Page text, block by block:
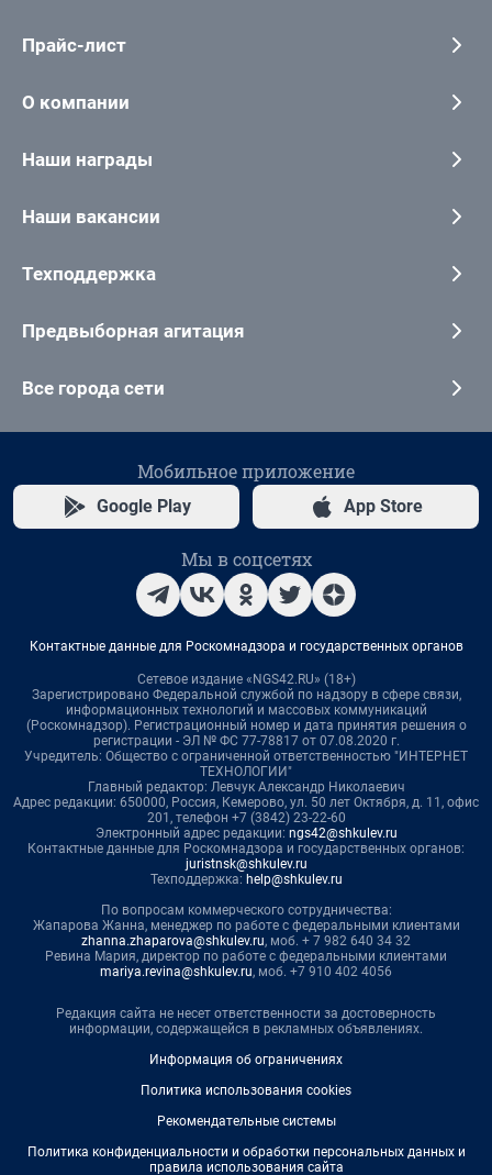
Прайс-лист
О компании
Наши награды
Наши вакансии
Техподдержка
Предвыборная агитация
Все города сети
Мобильное приложение
Google Play App Store
Мы в соцсетях
Контактные данные для Роскомнадзора и государственных органов
Сетевое издание «NGS42.RU» (18+)
Зарегистрировано Федеральной службой по надзору в сфере связи,
информационных технологий и массовых коммуникаций
(Роскомнадзор). Регистрационный номер и дата принятия решения о
регистрации - ЭЛ № ФС 77-78817 от 07.08.2020 г.
Учредитель: Общество с ограниченной ответственностью "ИНТЕРНЕТ
ТЕХНОЛОГИИ"
Главный редактор: Левчук Александр Николаевич
Адрес редакции: 650000, Россия, Кемерово, ул. 50 лет Октября, д. 11, офис
201, телефон +7 (3842) 23-22-60
Электронный адрес редакции: ngs42@shkulev.ru
Контактные данные для Роскомнадзора и государственных органов:
juristnsk@shkulev.ru
Техподдержка: help@shkulev.ru
По вопросам коммерческого сотрудничества:
Жапарова Жанна, менеджер по работе с федеральными клиентами
zhanna.zhaparova@shkulev.ru, моб. + 7 982 640 34 32
Ревина Мария, директор по работе с федеральными клиентами
mariya.revina@shkulev.ru, моб. +7 910 402 4056
Редакция сайта не несет ответственности за достоверность
информации, содержащейся в рекламных объявлениях.
Информация об ограничениях
Политика использования cookies
Рекомендательные системы
Политика конфиденциальности и обработки персональных данных и
правила использования сайта